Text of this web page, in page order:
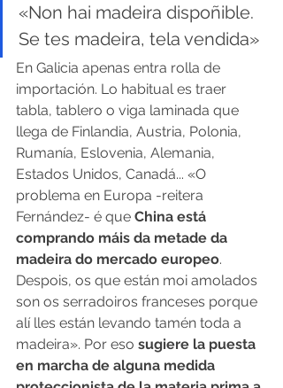
«Non hai madeira dispoñible.
Se tes madeira, tela vendida»
En Galicia apenas entra rolla de
importación. Lo habitual es traer
tabla, tablero o viga laminada que
llega de Finlandia, Austria, Polonia,
Rumanía, Eslovenia, Alemania,
Estados Unidos, Canadá... «O
problema en Europa -reitera
Fernández- é que China está
comprando máis da metade da
madeira do mercado europeo.
Despois, os que están moi amolados
son os serradoiros franceses porque
alí lles están levando tamén toda a
madeira». Por eso sugiere la puesta
en marcha de alguna medida